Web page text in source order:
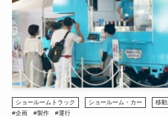
ショールームトラック ショールーム・カー
移
#企画
#製作 #運行